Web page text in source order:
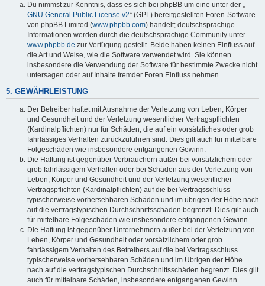
Du nimmst zur Kenntnis, dass es sich bei phpBB um eine unter der „
GNU General Public License v2“ (GPL) bereitgestellten Foren-Software
von phpBB Limited (www.phpbb.com) handelt; deutschsprachige
Informationen werden durch die deutschsprachige Community unter
www.phpbb.de zur Verfügung gestellt. Beide haben keinen Einfluss auf
die Art und Weise, wie die Software verwendet wird. Sie können
insbesondere die Verwendung der Software für bestimmte Zwecke nicht
untersagen oder auf Inhalte fremder Foren Einfluss nehmen.
5. GEWÄHRLEISTUNG
Der Betreiber haftet mit Ausnahme der Verletzung von Leben, Körper
und Gesundheit und der Verletzung wesentlicher Vertragspflichten
(Kardinalpflichten) nur für Schäden, die auf ein vorsätzliches oder grob
fahrlässiges Verhalten zurückzuführen sind. Dies gilt auch für mittelbare
Folgeschäden wie insbesondere entgangenen Gewinn.
Die Haftung ist gegenüber Verbrauchern außer bei vorsätzlichem oder
grob fahrlässigem Verhalten oder bei Schäden aus der Verletzung von
Leben, Körper und Gesundheit und der Verletzung wesentlicher
Vertragspflichten (Kardinalpflichten) auf die bei Vertragsschluss
typischerweise vorhersehbaren Schäden und im übrigen der Höhe nach
auf die vertragstypischen Durchschnittsschäden begrenzt. Dies gilt auch
für mittelbare Folgeschäden wie insbesondere entgangenen Gewinn.
Die Haftung ist gegenüber Unternehmern außer bei der Verletzung von
Leben, Körper und Gesundheit oder vorsätzlichem oder grob
fahrlässigem Verhalten des Betreibers auf die bei Vertragsschluss
typischerweise vorhersehbaren Schäden und im Übrigen der Höhe
nach auf die vertragstypischen Durchschnittsschäden begrenzt. Dies gilt
auch für mittelbare Schäden, insbesondere entgangenen Gewinn.